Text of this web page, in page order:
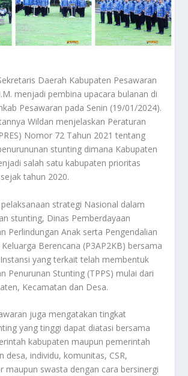
Daerah Kabupaten Pesawaran
menjadi pembina upacara bulanan di
Pesawaran pada Senin (19/01/2024).
Wildan menjelaskan Peraturan
Nomor 72 Tahun 2021 tentang
stunting dimana Kabupaten
salah satu kabupaten prioritas
tahun 2020.
strategi Nasional dalam
stunting, Dinas Pemberdayaan
Perlindungan Anak serta Pengendalian
Berencana (P3AP2KB) bersama
yang terkait telah membentuk
Penurunan Stunting (TPPS) mulai dari
Kecamatan dan Desa.
juga mengatakan tingkat
yang tinggi dapat diatasi bersama
kabupaten maupun pemerintah
desa, individu, komunitas, CSR,
maupun swasta dengan cara bersinergi